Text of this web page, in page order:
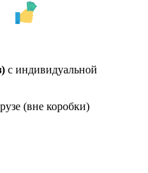
с индивидуальной
(вне коробки)